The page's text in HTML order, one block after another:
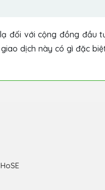
đối với cộng đồng đầu
dịch này có gì đặc